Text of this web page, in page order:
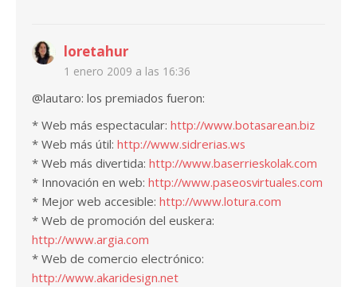
loretahur
1 enero 2009 a las 16:36
@lautaro: los premiados fueron:
* Web más espectacular: http://www.botasarean.biz
* Web más útil: http://www.sidrerias.ws
* Web más divertida: http://www.baserrieskolak.com
* Innovación en web: http://www.paseosvirtuales.com
* Mejor web accesible: http://www.lotura.com
* Web de promoción del euskera:
http://www.argia.com
* Web de comercio electrónico:
http://www.akaridesign.net